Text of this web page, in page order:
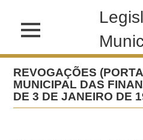
REVOGAÇÕES
MUNICIPAL DAS
DE 3 DE JANEIRO DE